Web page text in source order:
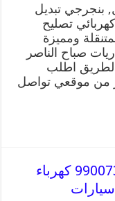
بنجرجي تبديل
تصليح
ومميزة
صباح الناصر
اطلب
من موقعي تواصل
بنشر متنقل | كراج الصليبية 99007355 كهرباء